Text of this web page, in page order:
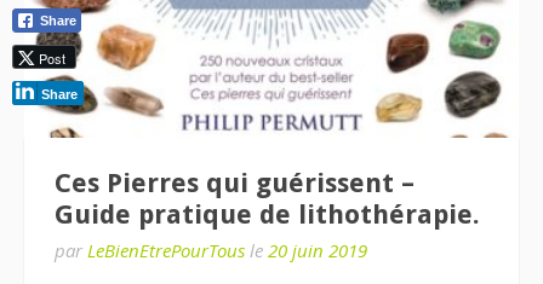
Ces Pierres qui guérissent –
Guide pratique de lithothérapie.
par LeBienEtrePourTous le 20 juin 2019
Share
Post
Share